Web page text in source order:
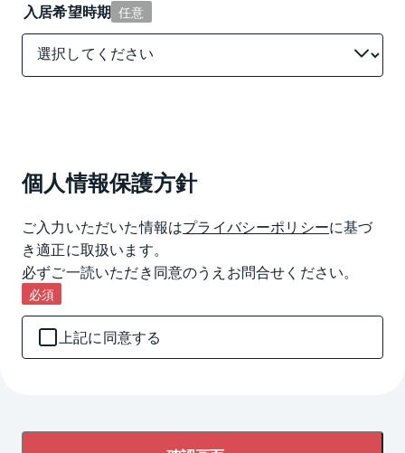
入居希望時期 任意
個人情報保護方針
ご入力いただいた情報はプライバシーポリシーに基づ
き適正に取扱います。
必ずご一読いただき同意のうえお問合せください。
必須
上記に同意する